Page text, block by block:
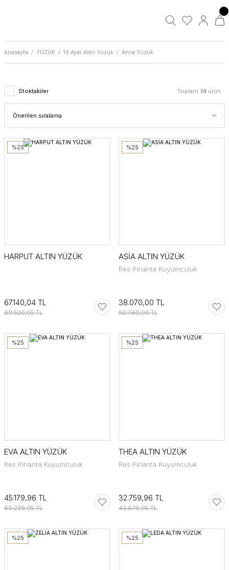
Anasayfa YÜZÜK 14 Ayar Altın Yüzük Anne Yüzük
Stoktakiler Toplam 14 ürün
%25
HARPUT ALTIN YÜZÜK
67.140,04 TL
89.520,05 TL
%25
ASİA ALTIN YÜZÜK
Res Pırlanta Kuyumculuk
38.070,00 TL
50.760,00 TL
%25
EVA ALTIN YÜZÜK
Res Pırlanta Kuyumculuk
45.179,96 TL
60.239,95 TL
%25
THEA ALTIN YÜZÜK
Res Pırlanta Kuyumculuk
32.759,96 TL
43.679,95 TL
%25 %25